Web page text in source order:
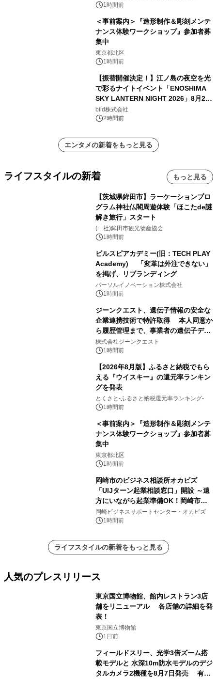
1時間前
＜事前案内＞『造形制作＆彫刻メンテ
ナンス体験ワークショップ』参加者募
集中
東京都北区
1時間前
【振替開催決定！】江ノ島の夜空を光
で彩るナイトイベント「ENOSHIMA
SKY LANTERN NIGHT 2026」8月22
日(土)振替開催＆受付スタート！
biid株式会社
2時間前
エンタメの新着をもっと見る
ライフスタイルの新着 もっと見る
【茨城県鉾田市】ラーケーションプロ
グラム神社仏閣周遊体験「ほこたde謎
解き旅行」スタート
(一社)鉾田市観光物産協会
1時間前
ビルスピアカデミー(旧：TECH PLAY
Academy) 「変革は外注できない」
を掲げ、リブランディング
パーソルイノベーション株式会社
1時間前
ジーンクエスト、遺伝子情報の安全な
企業連携技術で特許取得 本人同意か
ら履歴管理まで、事業者の遺伝子デー
タ活用を支援
株式会社ジーンクエスト
1時間前
【2026年8月版】ふるさと納税でもら
える『ウイスキー』の還元率ランキン
グを発表
とくさと-ふるさと納税還元率ランキング-
1時間前
＜事前案内＞『造形制作＆彫刻メンテ
ナンス体験ワークショップ』参加者募
集中
東京都北区
1時間前
岡崎市のビジネス相談所オカビズ
「UIJターン起業相談窓口」開設 ～遠
方にいながら起業準備OK！岡崎市を
挑戦者があつまるまちに～
岡崎ビジネスサポートセンター・オカビズ
1時間前
ライフスタイルの新着をもっと見る
人気のプレスリリース
東京国立博物館、館内レストラン3店
舗をリニューアル 各店舗の詳細を発
表！
東京国立博物館
1日前
フィールドスリー、光学3倍ズーム搭
載モデルと 水深10m防水モデルのデジ
タルカメラ2機種を8月7日発売 有効